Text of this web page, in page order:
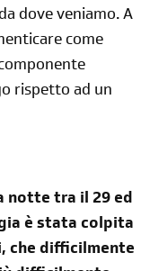
dove veniamo. A
come
rispetto ad un
notte tra il 29 ed
è stata colpita
che difficilmente